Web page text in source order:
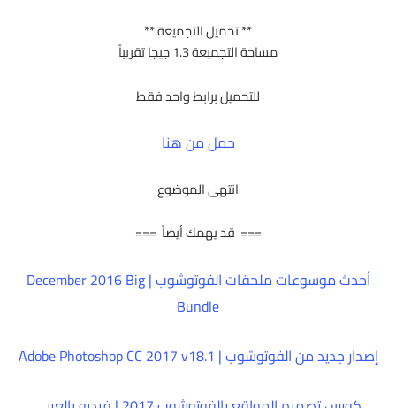
** تحميل التجميعة **
مساحة التجميعة 1.3 جيجا تقريباً
للتحميل برابط واحد فقط
حمل من هنا
انتهى الموضوع
=== قد يهمك أيضاً ===
أحدث موسوعات ملحقات الفوتوشوب | December 2016 Big
Bundle
إصدار جديد من الفوتوشوب | Adobe Photoshop CC 2017 v18.1